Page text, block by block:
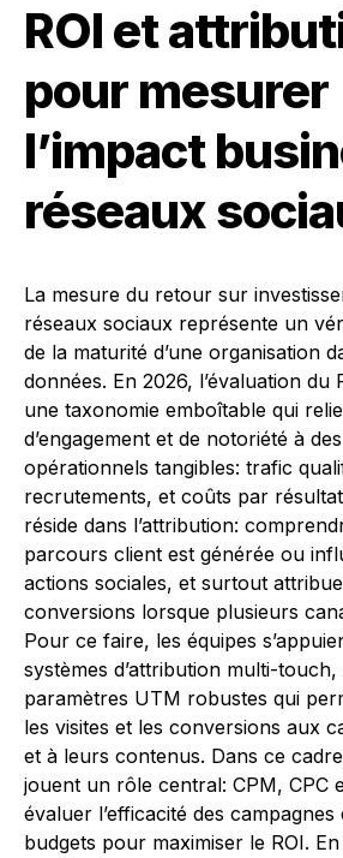
ROI et
pour mesurer
l’impact
réseaux
La mesure du retour sur
réseaux sociaux représente un
de la maturité d’une organisation
données. En 2026, l’évaluation du
une taxonomie emboîtable qui
d’engagement et de notoriété à
opérationnels tangibles: trafic
recrutements, et coûts par
réside dans l’attribution:
parcours client est générée ou
actions sociales, et surtout
conversions lorsque plusieurs
Pour ce faire, les équipes
systèmes d’attribution multi-touch,
paramètres UTM robustes qui
les visites et les conversions aux
et à leurs contenus. Dans ce
jouent un rôle central: CPM, CPC
évaluer l’efficacité des campagnes
budgets pour maximiser le ROI.